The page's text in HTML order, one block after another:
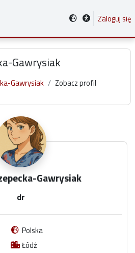
Zaloguj się
Gawrysiak
Gawrysiak Zobacz profil
Gawrysiak
dr
Polska
Łódź